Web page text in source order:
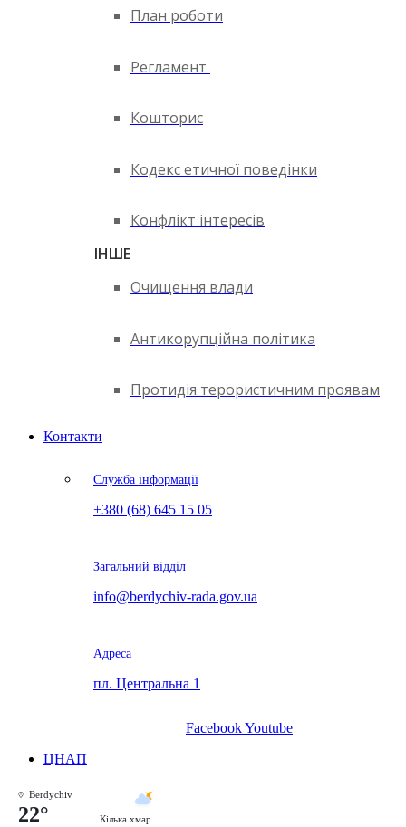
План роботи
Регламент
Кошторис
Кодекс етичної поведінки
Конфлікт інтересів
ІНШЕ
Очищення влади
Антикорупційна політика
Протидія терористичним проявам
Контакти
Служба інформації
+380 (68) 645 15 05
Загальний відділ
info@berdychiv-rada.gov.ua
Адреса
пл. Центральна 1
FacebookYoutube
ЦНАП
Berdychiv
22° Кілька хмар